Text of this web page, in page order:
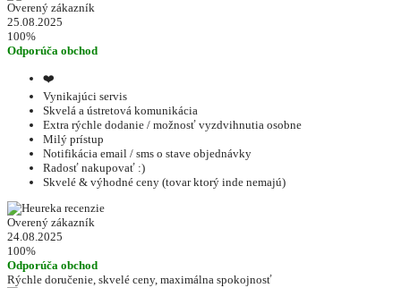
Overený zákazník
25.08.2025
100%
Odporúča obchod
❤️
Vynikajúci servis
Skvelá a ústretová komunikácia
Extra rýchle dodanie / možnosť vyzdvihnutia osobne
Milý prístup
Notifikácia email / sms o stave objednávky
Radosť nakupovať :)
Skvelé & výhodné ceny (tovar ktorý inde nemajú)
Overený zákazník
24.08.2025
100%
Odporúča obchod
Rýchle doručenie, skvelé ceny, maximálna spokojnosť